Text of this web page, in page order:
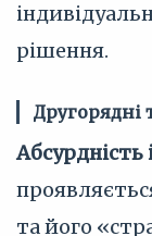
рішення.
Другорядні
Абсурдність
та його